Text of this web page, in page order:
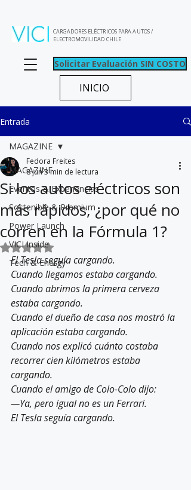
Solicitar Evaluación SIN COSTO
CARGADORES ELÉCTRICOS PARA AUTOS /
ELECTROMOVILIDAD CHILE
INICIO
Entrada
MAGAZINE
Eventos & Experiencias
Sostenible & Premium
Power Launch
VICI Inside
Tech & Energy
MAGAZINE
Si los autos eléctricos son
más rápidos, ¿por qué no
corren en la Fórmula 1?
Fedora Freites
8 jun3 min de lectura
Obtuvo NaN de 5 estrellas.
El Tesla seguía cargando.
Cuando llegamos estaba cargando.
Cuando abrimos la primera cerveza
estaba cargando.
Cuando el dueño de casa nos mostró la
aplicación estaba cargando.
Cuando nos explicó cuánto costaba
recorrer cien kilómetros estaba
cargando.
Cuando el amigo de Colo-Colo dijo:
—Ya, pero igual no es un Ferrari.
El Tesla seguía cargando.